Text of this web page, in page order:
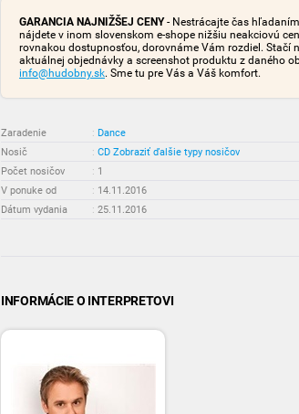
GARANCIA NAJNIŽŠEJ CENY- Nestrácajte čas
nájdete v inom slovenskom e-shope nižšiu neakciovú
rovnakou dostupnosťou, dorovnáme Vám rozdiel. Stačí
aktuálnej objednávky a screenshot produktu z daného
info@hudobny.sk. Sme tu pre Vás a Váš komfort.
Zaradenie : Dance
Nosič
: CD Zobraziť ďalšie typy nosičov
Počet nosičov
: 1
V ponuke od
: 14.11.2016
Dátum vydania
: 25.11.2016
INFORMÁCIE O INTERPRETOVI